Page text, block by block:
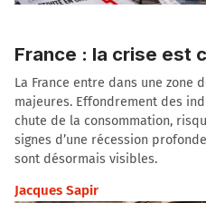
France : la crise est
La France entre dans une zone
majeures. Effondrement des
chute de la consommation,
signes d’une récession
sont désormais visibles.
Jacques Sapir